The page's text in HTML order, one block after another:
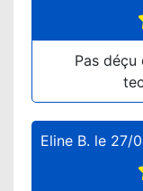
Pas
Eline B. le 27/